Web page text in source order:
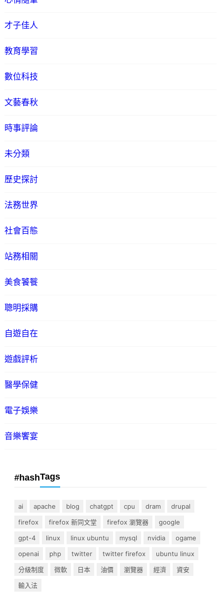
才子佳人
教育學習
數位科技
文藝春秋
時事評論
未分類
歷史探討
法務世界
社會百態
站務相關
美食饕餮
聰明採購
自遊自在
遊戲評析
醫學保健
電子娛樂
音樂饗宴
#hashTags
ai apache blog chatgpt cpu dram
drupal
firefox
firefox 新同文堂 firefox 瀏覽器
google
gpt-4
linux linux ubuntu mysql nvidia
ogame
openai
php twitter twitter firefox
ubuntu linux
分級制度
微軟 日本 油價 瀏覽器 經濟
資安
輸入法